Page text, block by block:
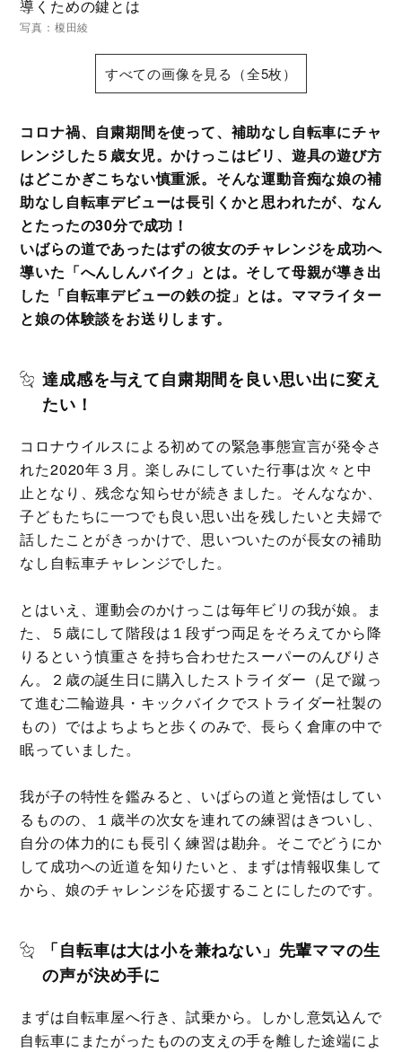
導くための鍵とは
写真：榎田綾
すべての画像を見る（全5枚）
コロナ禍、自粛期間を使って、補助なし自転車にチャ
レンジした５歳女児。かけっこはビリ、遊具の遊び方
はどこかぎこちない慎重派。そんな運動音痴な娘の補
助なし自転車デビューは長引くかと思われたが、なん
とたったの30分で成功！
いばらの道であったはずの彼女のチャレンジを成功へ
導いた「へんしんバイク」とは。そして母親が導き出
した「自転車デビューの鉄の掟」とは。ママライター
と娘の体験談をお送りします。
達成感を与えて自粛期間を良い思い出に変え
たい！
コロナウイルスによる初めての緊急事態宣言が発令さ
れた2020年３月。楽しみにしていた行事は次々と中
止となり、残念な知らせが続きました。そんななか、
子どもたちに一つでも良い思い出を残したいと夫婦で
話したことがきっかけで、思いついたのが長女の補助
なし自転車チャレンジでした。
とはいえ、運動会のかけっこは毎年ビリの我が娘。ま
た、５歳にして階段は１段ずつ両足をそろえてから降
りるという慎重さを持ち合わせたスーパーのんびりさ
ん。２歳の誕生日に購入したストライダー（足で蹴っ
て進む二輪遊具・キックバイクでストライダー社製の
もの）ではよちよちと歩くのみで、長らく倉庫の中で
眠っていました。
我が子の特性を鑑みると、いばらの道と覚悟はしてい
るものの、１歳半の次女を連れての練習はきついし、
自分の体力的にも長引く練習は勘弁。そこでどうにか
して成功への近道を知りたいと、まずは情報収集して
から、娘のチャレンジを応援することにしたのです。
「自転車は大は小を兼ねない」先輩ママの生
の声が決め手に
まずは自転車屋へ行き、試乗から。しかし意気込んで
自転車にまたがったものの支えの手を離した途端によ